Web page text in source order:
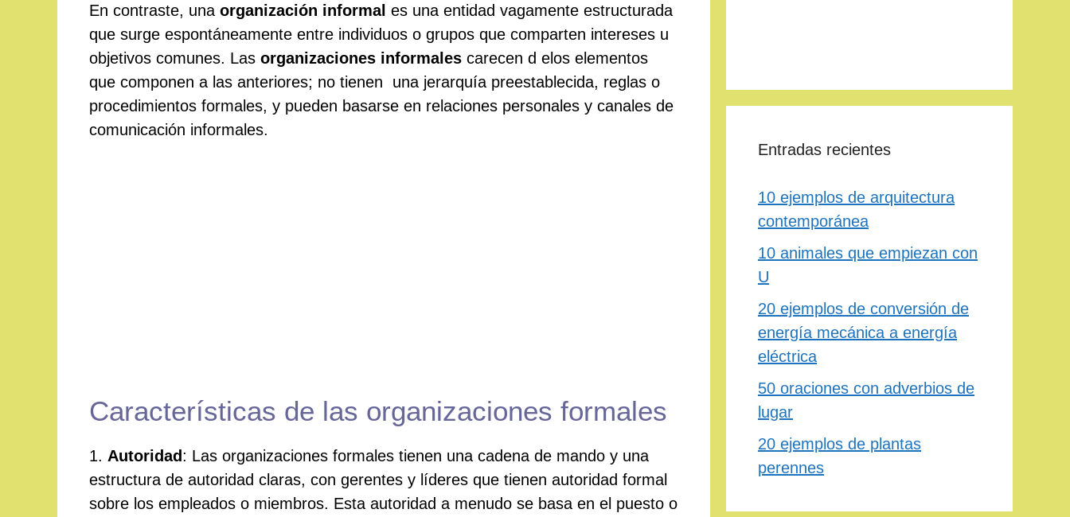
En contraste, una organización informal es una entidad vagamente estructurada
que surge espontáneamente entre individuos o grupos que comparten intereses u
objetivos comunes. Las organizaciones informales carecen d elos elementos
que componen a las anteriores; no tienen una jerarquía preestablecida, reglas o
procedimientos formales, y pueden basarse en relaciones personales y canales de
comunicación informales.
Características de las organizaciones formales
1. Autoridad: Las organizaciones formales tienen una cadena de mando y una
estructura de autoridad claras, con gerentes y líderes que tienen autoridad formal
sobre los empleados o miembros. Esta autoridad a menudo se basa en el puesto o
Entradas recientes
10 ejemplos de arquitectura
contemporánea
10 animales que empiezan con
U
20 ejemplos de conversión de
energía mecánica a energía
eléctrica
50 oraciones con adverbios de
lugar
20 ejemplos de plantas
perennes